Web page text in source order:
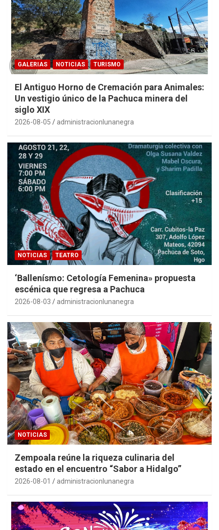
GALERIAS NOTICIAS TURISMO
El Antiguo Horno de Cremación para Animales:
Un vestigio único de la Pachuca minera del
siglo XIX
2026-08-05 administracionlunanegra
NOTICIAS TEATRO
‘Ballenísmo: Cetología Femenina» propuesta
escénica que regresa a Pachuca
2026-08-03 administracionlunanegra
NOTICIAS
Zempoala reúne la riqueza culinaria del
estado en el encuentro “Sabor a Hidalgo”
2026-08-01 administracionlunanegra